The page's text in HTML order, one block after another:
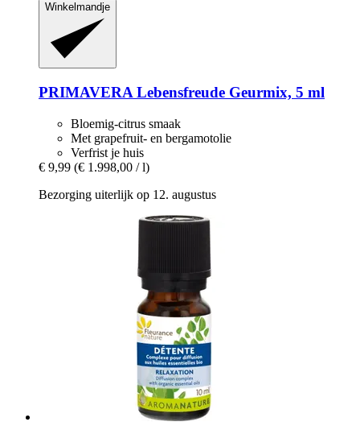
Winkelmandje
PRIMAVERA Lebensfreude Geurmix, 5 ml
Bloemig-citrus smaak
Met grapefruit- en bergamotolie
Verfrist je huis
€ 9,99 (€ 1.998,00 / l)
Bezorging uiterlijk op 12. augustus